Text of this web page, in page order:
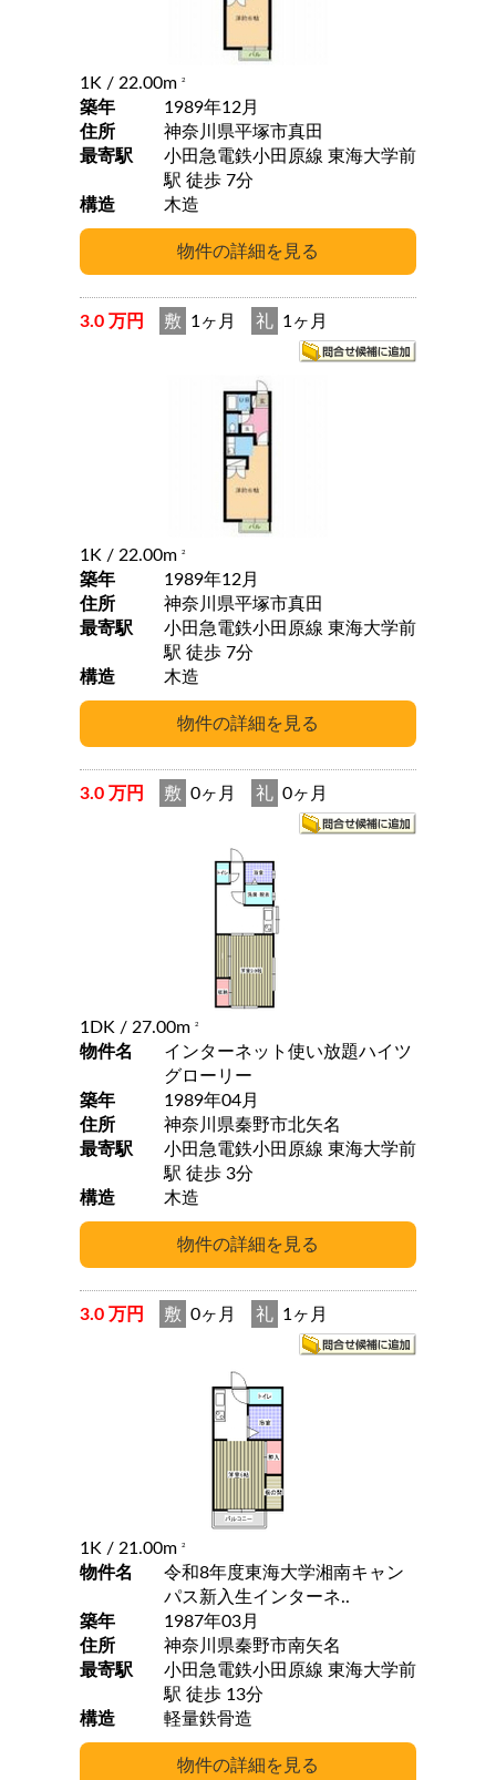
1K / 22.00m 2
築年
1989年12月
住所
神奈川県平塚市真田
最寄駅
小田急電鉄小田原線 東海大学前
駅 徒歩 7分
構造
木造
3.0 万円 敷 1ヶ月 礼 1ヶ月
1K / 22.00m 2
築年
1989年12月
住所
神奈川県平塚市真田
最寄駅
小田急電鉄小田原線 東海大学前
駅 徒歩 7分
構造
木造
3.0 万円 敷 0ヶ月 礼 0ヶ月
1DK / 27.00m 2
物件名
インターネット使い放題ハイツ
グローリー
築年
1989年04月
住所
神奈川県秦野市北矢名
最寄駅
小田急電鉄小田原線 東海大学前
駅 徒歩 3分
構造
木造
3.0 万円 敷 0ヶ月 礼 1ヶ月
1K / 21.00m 2
物件名
令和8年度東海大学湘南キャン
パス新入生インターネ..
築年
1987年03月
住所
神奈川県秦野市南矢名
最寄駅
小田急電鉄小田原線 東海大学前
駅 徒歩 13分
構造
軽量鉄骨造